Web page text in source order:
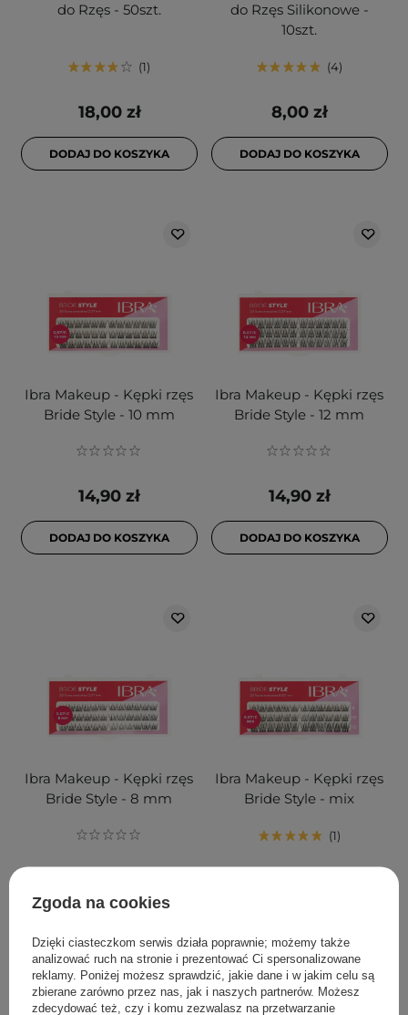
do Rzęs - 50szt.
1
18,00 zł
DODAJ DO KOSZYKA
do Rzęs Silikonowe -
10szt.
4
8,00 zł
DODAJ DO KOSZYKA
Ibra Makeup - Kępki rzęs
Bride Style - 10 mm
14,90 zł
DODAJ DO KOSZYKA
Ibra Makeup - Kępki rzęs
Bride Style - 12 mm
14,90 zł
DODAJ DO KOSZYKA
Ibra Makeup - Kępki rzęs
Bride Style - 8 mm
Ibra Makeup - Kępki rzęs
Bride Style - mix
1
Zgoda na cookies
Dzięki ciasteczkom serwis działa poprawnie; możemy także
analizować ruch na stronie i prezentować Ci spersonalizowane
reklamy. Poniżej możesz sprawdzić, jakie dane i w jakim celu są
zbierane zarówno przez nas, jak i naszych partnerów. Możesz
zdecydować też, czy i komu zezwalasz na przetwarzanie